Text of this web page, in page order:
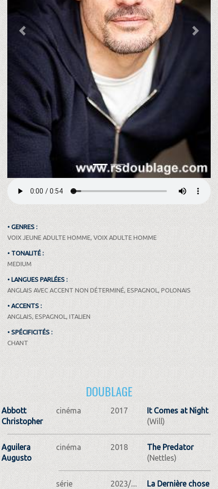
Previous Next
• GENRES :
VOIX JEUNE ADULTE HOMME, VOIX ADULTE HOMME
• TONALITÉ :
MEDIUM
• LANGUES PARLÉES :
ANGLAIS AVEC ACCENT NON DÉTERMINÉ, ESPAGNOL, POLONAIS
• ACCENTS :
ANGLAIS, ESPAGNOL, ITALIEN
• SPÉCIFICITÉS :
CHANT
DOUBLAGE
Abbott
Christopher
cinéma 2017
It Comes at Night
(Will)
Aguilera
Augusto
cinéma 2018
The Predator
(Nettles)
série 2023/....
La Dernière chose